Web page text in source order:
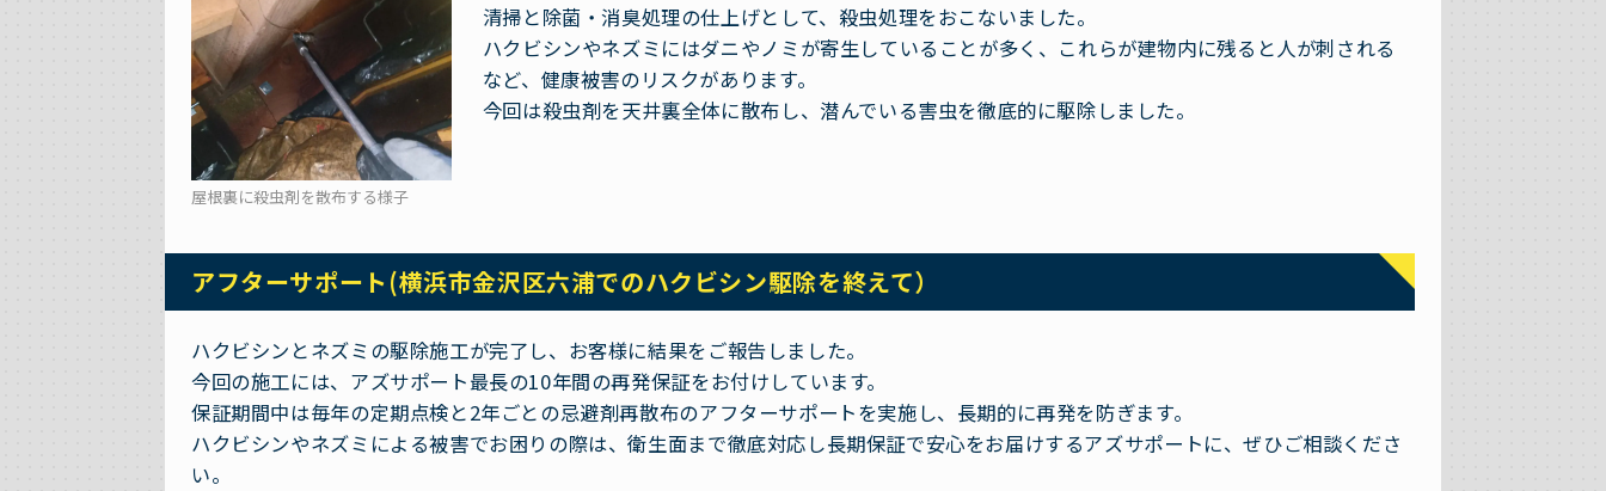
屋根裏に殺虫剤を散布する様子
清掃と除菌・消臭処理の仕上げとして、殺虫処理をおこないました。
ハクビシンやネズミにはダニやノミが寄生していることが多く、これらが建物内に残ると人が刺される
など、健康被害のリスクがあります。
今回は殺虫剤を天井裏全体に散布し、潜んでいる害虫を徹底的に駆除しました。
アフターサポート(横浜市金沢区六浦でのハクビシン駆除を終えて）
ハクビシンとネズミの駆除施工が完了し、お客様に結果をご報告しました。
今回の施工には、アズサポート最長の10年間の再発保証をお付けしています。
保証期間中は毎年の定期点検と2年ごとの忌避剤再散布のアフターサポートを実施し、長期的に再発を防ぎます。
ハクビシンやネズミによる被害でお困りの際は、衛生面まで徹底対応し長期保証で安心をお届けするアズサポートに、ぜひご相談くださ
い。